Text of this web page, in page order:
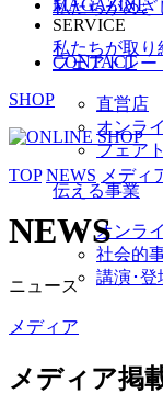
私たちがめざ
私たちが取り
MAGAZINE
SERVICE
フェアトレー
直営店
オンラ
フェア
伝える事業
オンラ
社会的
講演･登
CONTACT
SHOP
TOP NEWS メデ
NEWS
ニュース
メディア
メディア掲